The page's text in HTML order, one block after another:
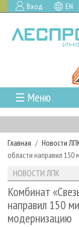
Вход EN
☰ Меню
ГЛАВНАЯ
РУБРИКИ И ТЕМЫ
РУБРИКИ
ЛЕСОЗАГОТОВКА
ЛЕСОПИЛЕНИЕ
НОВОСТИ
НОВОСТИ ЛПК
НОВОСТИ
НОВОСТИ
ПРОЕКТЫ ЛПИ
АНАЛИТИКА
ПРЕДПРИЯТИЯ
ЛЕСНЫЕ РЕГИОНЫ
АРХИВ
АРХИВ
СТАТЬИ
О ЖУРНАЛЕ
ПОДПИСКА
РЕКЛАМОДАТЕЛЯМ
Главная Новости
области направил 150
НОВОСТИ ЛПК
Комбинат
направил 150
модернизацию